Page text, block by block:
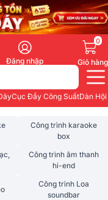
Đăng nhập
0
Giỏ hàng
Cục Đẩy Công SuấtDàn
Công trình karaoke
box
Công trình âm thanh
hi-end
Công trình Loa
soundbar